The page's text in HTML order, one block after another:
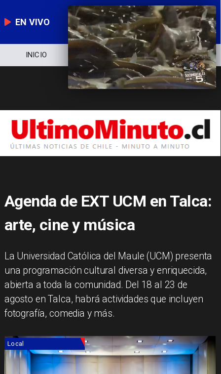
EN VIVO
NOTICIERO POLÍTICA ECONOMÍA
Agenda de EXT UCM en Talca:
arte, cine y música
La Universidad Católica del Maule (UCM) presenta
una programación cultural diversa y enriquecida,
abierta a toda la comunidad. Del 18 al 23 de
agosto en Talca, habrá actividades que incluyen
fotografía, comedia y más.
Local